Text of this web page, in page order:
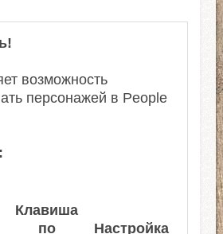
возможность
персонажей в People
Клавиша
по
Настройка